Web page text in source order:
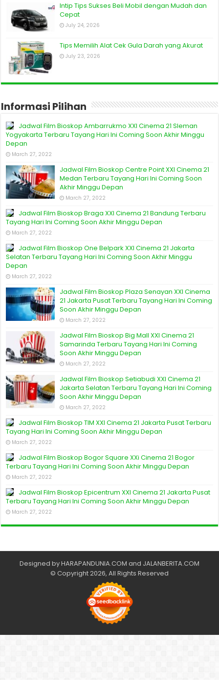
Intip Tips Sukses Beli Mobil dengan Mudah dan
Cepat
July 24, 2026
Tips Memilih Alat Cek Gula Darah yang Akurat
July 23, 2026
Informasi Pilihan
Jadwal Film Bioskop Ambarrukmo XXI Cinema 21 Sleman
Yogyakarta Terbaru Tayang Hari Ini Coming Soon Akhir Minggu
Depan
March 27, 2022
Jadwal Film Bioskop Centre Point XXI Cinema 21
Medan Terbaru Tayang Hari Ini Coming Soon
Akhir Minggu Depan
March 27, 2022
Jadwal Film Bioskop Braga XXI Cinema 21 Bandung Terbaru
Tayang Hari Ini Coming Soon Akhir Minggu Depan
March 27, 2022
Jadwal Film Bioskop One Belpark XXI Cinema 21 Jakarta
Selatan Terbaru Tayang Hari Ini Coming Soon Akhir Minggu
Depan
March 27, 2022
Jadwal Film Bioskop Plaza Senayan XXI Cinema
21 Jakarta Pusat Terbaru Tayang Hari Ini Coming
Soon Akhir Minggu Depan
March 27, 2022
Jadwal Film Bioskop Big Mall XXI Cinema 21
Samarinda Terbaru Tayang Hari Ini Coming
Soon Akhir Minggu Depan
March 27, 2022
Jadwal Film Bioskop Setiabudi XXI Cinema 21
Jakarta Selatan Terbaru Tayang Hari Ini Coming
Soon Akhir Minggu Depan
March 27, 2022
Jadwal Film Bioskop TIM XXI Cinema 21 Jakarta Pusat Terbaru
Tayang Hari Ini Coming Soon Akhir Minggu Depan
March 27, 2022
Jadwal Film Bioskop Bogor Square XXi Cinema 21 Bogor
Terbaru Tayang Hari Ini Coming Soon Akhir Minggu Depan
March 27, 2022
Jadwal Film Bioskop Epicentrum XXI Cinema 21 Jakarta Pusat
Terbaru Tayang Hari Ini Coming Soon Akhir Minggu Depan
March 27, 2022
Designed byHARAPANDUNIA.COM and JALANBERITA.COM
© Copyright 2026, All Rights Reserved